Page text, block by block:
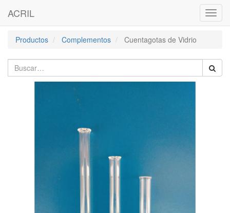
ACRIL
Productos Complementos Cuentagotas de Vidrio